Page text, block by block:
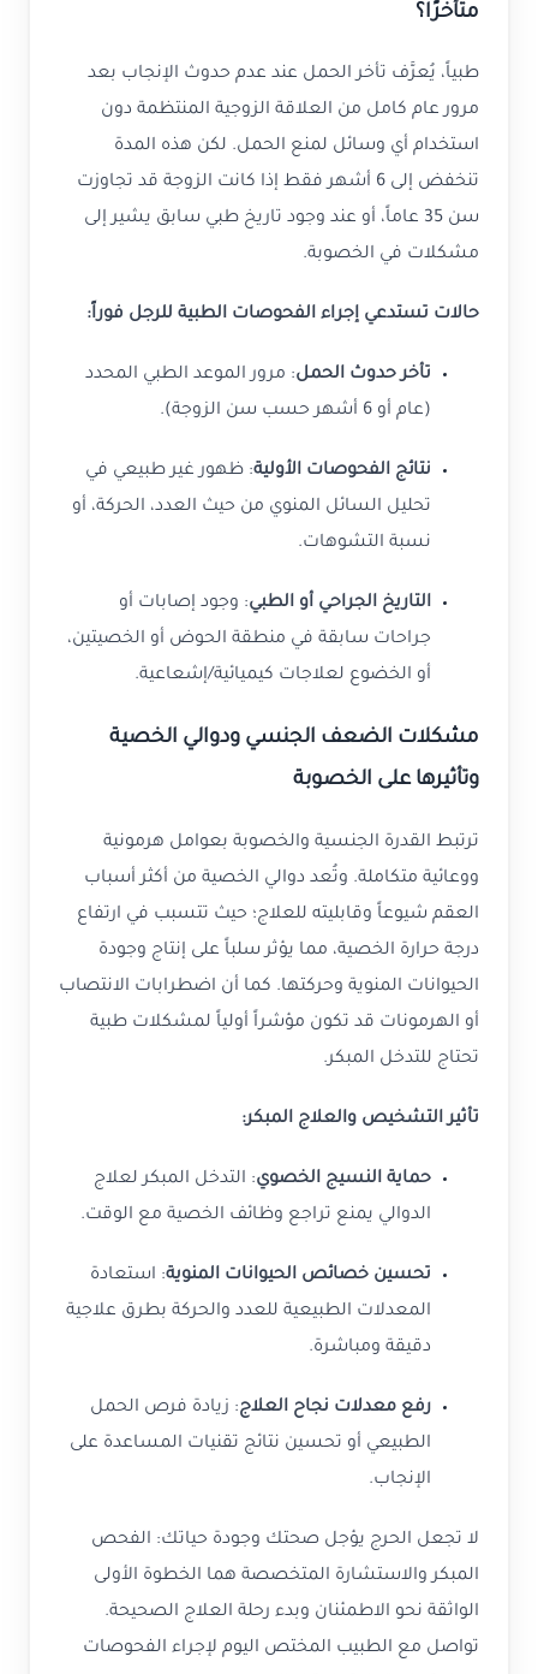
متأخرًا؟
طبياً، يُعرَّف تأخر الحمل عند عدم حدوث الإنجاب بعد
مرور عام كامل من العلاقة الزوجية المنتظمة دون
استخدام أي وسائل لمنع الحمل. لكن هذه المدة
تنخفض إلى 6 أشهر فقط إذا كانت الزوجة قد تجاوزت
سن 35 عاماً، أو عند وجود تاريخ طبي سابق يشير إلى
مشكلات في الخصوبة.
حالات تستدعي إجراء الفحوصات الطبية للرجل فوراً:
تأخر حدوث الحمل: مرور الموعد الطبي المحدد
(عام أو 6 أشهر حسب سن الزوجة).
نتائج الفحوصات الأولية: ظهور غير طبيعي في
تحليل السائل المنوي من حيث العدد، الحركة، أو
نسبة التشوهات.
التاريخ الجراحي أو الطبي: وجود إصابات أو
جراحات سابقة في منطقة الحوض أو الخصيتين،
أو الخضوع لعلاجات كيميائية/إشعاعية.
مشكلات الضعف الجنسي ودوالي الخصية
وتأثيرها على الخصوبة
ترتبط القدرة الجنسية والخصوبة بعوامل هرمونية
ووعائية متكاملة. وتُعد دوالي الخصية من أكثر أسباب
العقم شيوعاً وقابليته للعلاج؛ حيث تتسبب في ارتفاع
درجة حرارة الخصية، مما يؤثر سلباً على إنتاج وجودة
الحيوانات المنوية وحركتها. كما أن اضطرابات الانتصاب
أو الهرمونات قد تكون مؤشراً أولياً لمشكلات طبية
تحتاج للتدخل المبكر.
تأثير التشخيص والعلاج المبكر:
حماية النسيج الخصوي: التدخل المبكر لعلاج
الدوالي يمنع تراجع وظائف الخصية مع الوقت.
تحسين خصائص الحيوانات المنوية: استعادة
المعدلات الطبيعية للعدد والحركة بطرق علاجية
دقيقة ومباشرة.
رفع معدلات نجاح العلاج: زيادة فرص الحمل
الطبيعي أو تحسين نتائج تقنيات المساعدة على
الإنجاب.
لا تجعل الحرج يؤجل صحتك وجودة حياتك: الفحص
المبكر والاستشارة المتخصصة هما الخطوة الأولى
الواثقة نحو الاطمئنان وبدء رحلة العلاج الصحيحة.
تواصل مع الطبيب المختص اليوم لإجراء الفحوصات